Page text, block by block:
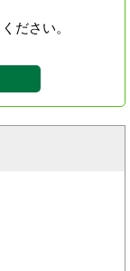
ださい。